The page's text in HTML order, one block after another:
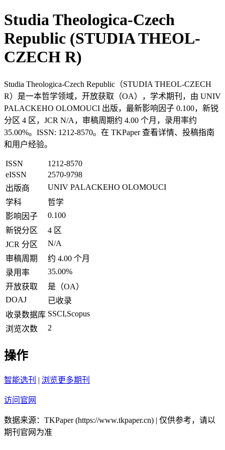
Studia Theologica-Czech
Republic (STUDIA THEOL-
CZECH R)
Studia Theologica-Czech Republic（STUDIA THEOL-CZECH
R）是一本哲学领域，开放获取（OA），学术期刊，由 UNIV
PALACKEHO OLOMOUCI 出版，最新影响因子 0.100，新锐
分区 4 区，JCR N/A，审稿周期约 4.00 个月，录用率约
35.00%。ISSN: 1212-8570。在 TKPaper 查看详情、投稿指南
和用户经验。
ISSN
1212-8570
eISSN
2570-9798
出版商
UNIV PALACKEHO OLOMOUCI
学科
哲学
影响因子
0.100
新锐分区
4 区
JCR 分区
N/A
审稿周期
约 4.00 个月
录用率
35.00%
开放获取
是（OA）
DOAJ
已收录
收录数据库 SSCI,Scopus
浏览次数
2
操作
智能选刊 | 浏览更多期刊
访问官网
数据来源：TKPaper (https://www.tkpaper.cn) | 仅供参考，请以
期刊官网为准